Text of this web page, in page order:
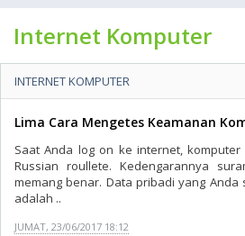
Internet Komputer
INTERNET KOMPUTER
Lima Cara Mengetes Keamanan
Saat Anda log on ke internet,
Russian roullete. Kedengarannya
memang benar. Data pribadi yang
adalah ..
JUMAT, 23/06/2017 18:12